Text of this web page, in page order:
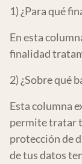
1) ¿Para qué
En esta
finalidad
2) ¿Sobre qué
Esta columna
permite tratar
protección de
de tus datos